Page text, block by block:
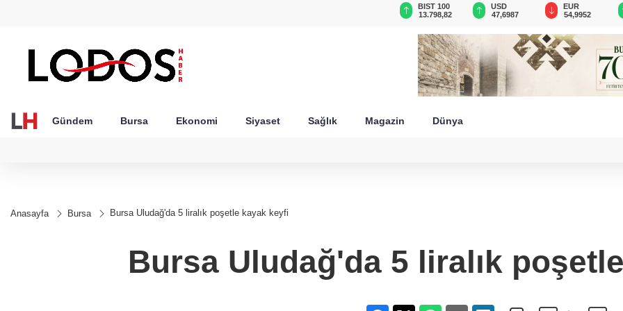
BIST 100
13.798,82
USD
47,6987
EUR
54,9952
Gündem Bursa Ekonomi Siyaset Sağlık Magazin Dünya
Anasayfa Bursa Bursa Uludağ'da 5 liralık poşetle kayak keyfi
Bursa Uludağ'da 5 liralık